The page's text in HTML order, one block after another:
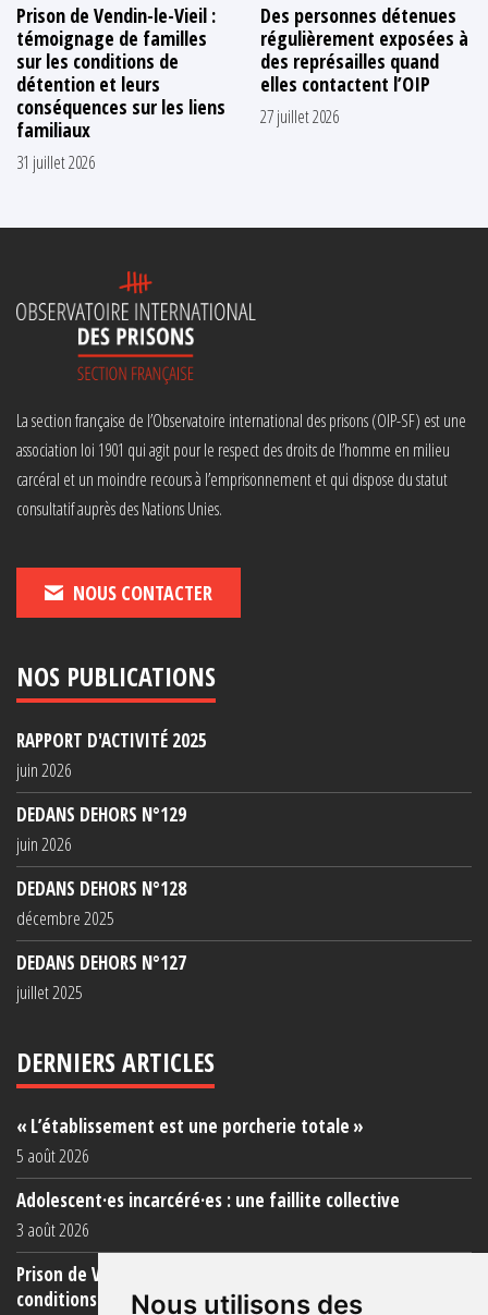
Nous utilisons des
Prison de Vendin-le-Vieil :
témoignage de familles
sur les conditions de
détention et leurs
conséquences sur les liens
familiaux
31 juillet 2026
Des personnes détenues
régulièrement exposées à
des représailles quand
elles contactent l’OIP
27 juillet 2026
La section française de l’Observatoire international des prisons (OIP-SF) est une
association loi 1901 qui agit pour le respect des droits de l’homme en milieu
carcéral et un moindre recours à l’emprisonnement et qui dispose du statut
consultatif auprès des Nations Unies.
NOUS CONTACTER
NOS PUBLICATIONS
RAPPORT D'ACTIVITÉ 2025
juin 2026
DEDANS DEHORS N°129
juin 2026
DEDANS DEHORS N°128
décembre 2025
DEDANS DEHORS N°127
juillet 2025
DERNIERS ARTICLES
« L’établissement est une porcherie totale »
5 août 2026
Adolescent·es incarcéré·es : une faillite collective
3 août 2026
Prison de Vendin-le-Vieil : témoignage de familles sur les
conditions (...)